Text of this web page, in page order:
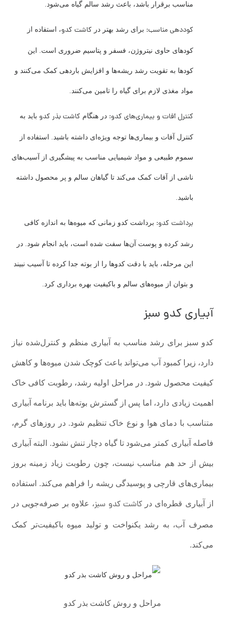
مناسب برقرار باشد، باعث رشد سالم گیاه می‌شود.
کوددهی مناسب: برای رشد بهتر در کاشت کدو، استفاده از
کودهای حاوی نیتروژن، فسفر و پتاسیم ضروری است. این
کودها به تقویت رشد ریشه‌ها و افزایش باردهی کمک می‌کنند و
مواد مغذی لازم برای گیاه را تامین می‌کنند.
کنترل آفات و بیماری‌های کدو: در هنگام کاشت بذر کدو باید به
کنترل آفات و بیماری‌ها توجه ویژه‌ای داشته باشید. استفاده از
سموم طبیعی و مواد شیمیایی مناسب به پیشگیری از آسیب‌های
ناشی از آفات کمک می‌کند تا گیاهان سالم و پر محصول داشته
باشید.
برداشت کدو: برداشت کدو زمانی که میوه‌ها به اندازه کافی
رشد کرده و پوست آن‌ها سفت شده است، باید انجام شود. در
این مرحله، باید با دقت کدوها را از بوته جدا کرده تا آسیب نبیند
و بتوان از میوه‌های سالم و باکیفیت بهره برداری کرد.
آبیاری کدو سبز
کدو سبز برای رشد مناسب به آبیاری منظم و کنترل‌شده نیاز
دارد، زیرا کمبود آب می‌تواند باعث کوچک شدن میوه‌ها و کاهش
کیفیت محصول شود. در مراحل اولیه رشد، رطوبت کافی خاک
اهمیت زیادی دارد، اما پس از گسترش بوته‌ها باید برنامه آبیاری
متناسب با دمای هوا و نوع خاک تنظیم شود. در روزهای گرم،
فاصله آبیاری کمتر می‌شود تا گیاه دچار تنش نشود. البته آبیاری
بیش از حد هم مناسب نیست، چون رطوبت زیاد زمینه بروز
بیماری‌های قارچی و پوسیدگی ریشه را فراهم می‌کند. استفاده
از آبیاری قطره‌ای درکاشت کدو سبز، علاوه بر صرفه‌جویی در
مصرف آب، به رشد یکنواخت و تولید میوه باکیفیت‌تر کمک
می‌کند.
مراحل و روش کاشت بذر کدو